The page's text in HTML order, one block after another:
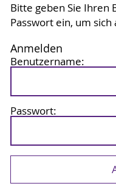
Bitte geben Sie Ihren
Passwort ein, um
Anmelden
Benutzername:
Passwort: